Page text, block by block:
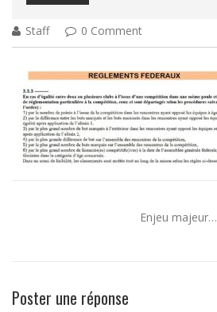
Staff 0 Comment
Enjeu majeur…
Poster une réponse